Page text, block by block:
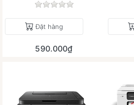
Chưa có đánh giá nào
Đặt hàng
590.000₫